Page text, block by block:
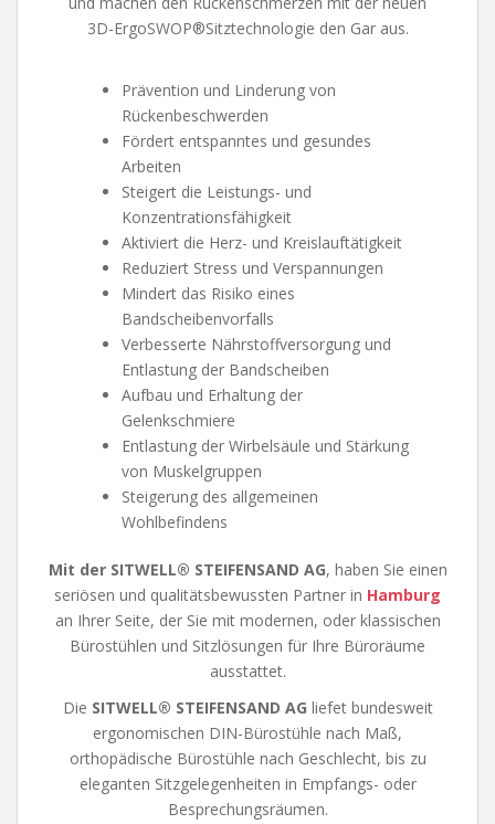
3D-ErgoSWOP®Sitztechnologie den Gar aus.
Prävention und Linderung von
Rückenbeschwerden
Fördert entspanntes und gesundes
Arbeiten
Steigert die Leistungs- und
Konzentrationsfähigkeit
Aktiviert die Herz- und Kreislauftätigkeit
Reduziert Stress und Verspannungen
Mindert das Risiko eines
Bandscheibenvorfalls
Verbesserte Nährstoffversorgung und
Entlastung der Bandscheiben
Aufbau und Erhaltung der
Gelenkschmiere
Entlastung der Wirbelsäule und Stärkung
von Muskelgruppen
Steigerung des allgemeinen
Wohlbefindens
Mit der SITWELL® STEIFENSAND AG, haben Sie einen
seriösen und qualitätsbewussten Partner in Hamburg
an Ihrer Seite, der Sie mit modernen, oder klassischen
Bürostühlen und Sitzlösungen für Ihre Büroräume
ausstattet.
Die SITWELL® STEIFENSAND AG liefet bundesweit
ergonomischen DIN-Bürostühle nach Maß,
orthopädische Bürostühle nach Geschlecht, bis zu
eleganten Sitzgelegenheiten in Empfangs- oder
Besprechungsräumen.